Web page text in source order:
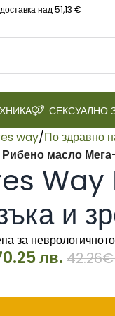
над 51,13 €
СЕКСУАЛНО
way/По здравно
масло
Way
и
за
лв.42.26€